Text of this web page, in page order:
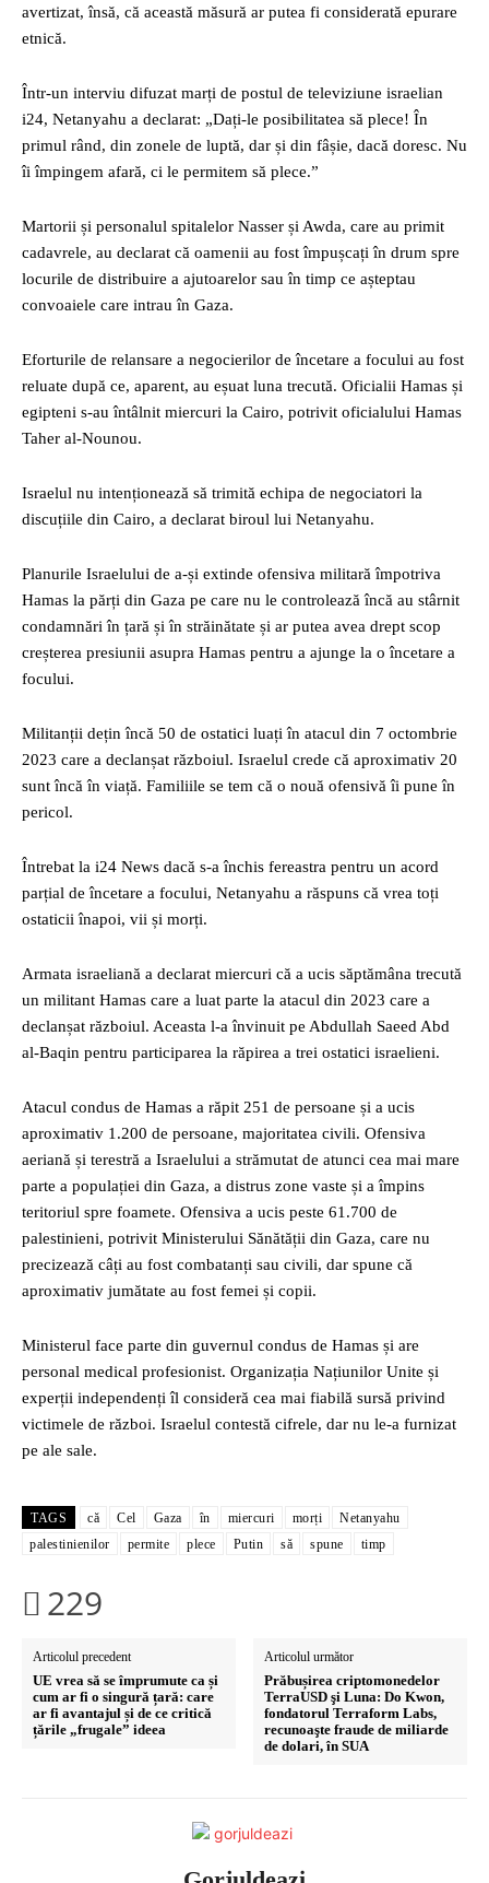
avertizat, însă, că această măsură ar putea fi considerată epurare
etnică.
Într-un interviu difuzat marți de postul de televiziune israelian
i24, Netanyahu a declarat: „Dați-le posibilitatea să plece! În
primul rând, din zonele de luptă, dar și din fâșie, dacă doresc. Nu
îi împingem afară, ci le permitem să plece.”
Martorii și personalul spitalelor Nasser și Awda, care au primit
cadavrele, au declarat că oamenii au fost împușcați în drum spre
locurile de distribuire a ajutoarelor sau în timp ce așteptau
convoaiele care intrau în Gaza.
Eforturile de relansare a negocierilor de încetare a focului au fost
reluate după ce, aparent, au eșuat luna trecută. Oficialii Hamas și
egipteni s-au întâlnit miercuri la Cairo, potrivit oficialului Hamas
Taher al-Nounou.
Israelul nu intenționează să trimită echipa de negociatori la
discuțiile din Cairo, a declarat biroul lui Netanyahu.
Planurile Israelului de a-și extinde ofensiva militară împotriva
Hamas la părți din Gaza pe care nu le controlează încă au stârnit
condamnări în țară și în străinătate și ar putea avea drept scop
creșterea presiunii asupra Hamas pentru a ajunge la o încetare a
focului.
Militanții dețin încă 50 de ostatici luați în atacul din 7 octombrie
2023 care a declanșat războiul. Israelul crede că aproximativ 20
sunt încă în viață. Familiile se tem că o nouă ofensivă îi pune în
pericol.
Întrebat la i24 News dacă s-a închis fereastra pentru un acord
parțial de încetare a focului, Netanyahu a răspuns că vrea toți
ostaticii înapoi, vii și morți.
Armata israeliană a declarat miercuri că a ucis săptămâna trecută
un militant Hamas care a luat parte la atacul din 2023 care a
declanșat războiul. Aceasta l-a învinuit pe Abdullah Saeed Abd
al-Baqin pentru participarea la răpirea a trei ostatici israelieni.
Atacul condus de Hamas a răpit 251 de persoane și a ucis
aproximativ 1.200 de persoane, majoritatea civili. Ofensiva
aeriană și terestră a Israelului a strămutat de atunci cea mai mare
parte a populației din Gaza, a distrus zone vaste și a împins
teritoriul spre foamete. Ofensiva a ucis peste 61.700 de
palestinieni, potrivit Ministerului Sănătății din Gaza, care nu
precizează câți au fost combatanți sau civili, dar spune că
aproximativ jumătate au fost femei și copii.
Ministerul face parte din guvernul condus de Hamas și are
personal medical profesionist. Organizația Națiunilor Unite și
experții independenți îl consideră cea mai fiabilă sursă privind
victimele de război. Israelul contestă cifrele, dar nu le-a furnizat
pe ale sale.
TAGS că Cel Gaza în miercuri morți
Netanyahu
palestinienilor
permite plece Putin să spune timp
229
Articolul precedent
UE vrea să se împrumute ca și
cum ar fi o singură țară: care
ar fi avantajul și de ce critică
țările „frugale” ideea
Articolul următor
Prăbușirea criptomonedelor
TerraUSD şi Luna: Do Kwon,
fondatorul Terraform Labs,
recunoaşte fraude de miliarde
de dolari, în SUA